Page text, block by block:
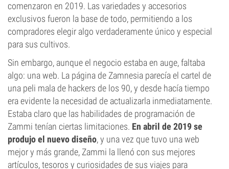
comenzaron en 2019. Las variedades y accesorios
exclusivos fueron la base de todo, permitiendo a los
compradores elegir algo verdaderamente único y especial
para sus cultivos.
Sin embargo, aunque el negocio estaba en auge, faltaba
algo: una web. La página de Zamnesia parecía el cartel de
una peli mala de hackers de los 90, y desde hacía tiempo
era evidente la necesidad de actualizarla inmediatamente.
Estaba claro que las habilidades de programación de
Zammi tenían ciertas limitaciones. En abril de 2019 se
produjo el nuevo diseño, y una vez que tuvo una web
mejor y más grande, Zammi la llenó con sus mejores
artículos, tesoros y curiosidades de sus viajes para